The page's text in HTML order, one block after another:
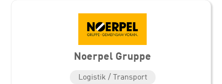
Noerpel Gruppe
Logistik / Transport